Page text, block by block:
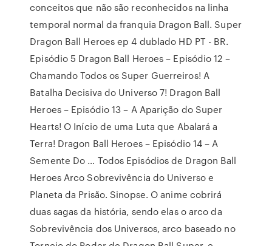
conceitos que não são reconhecidos na linha
temporal normal da franquia Dragon Ball. Super
Dragon Ball Heroes ep 4 dublado HD PT - BR.
Episódio 5 Dragon Ball Heroes – Episódio 12 –
Chamando Todos os Super Guerreiros! A
Batalha Decisiva do Universo 7! Dragon Ball
Heroes – Episódio 13 – A Aparição do Super
Hearts! O Início de uma Luta que Abalará a
Terra! Dragon Ball Heroes – Episódio 14 – A
Semente Do … Todos Episódios de Dragon Ball
Heroes Arco Sobrevivência do Universo e
Planeta da Prisão. Sinopse. O anime cobrirá
duas sagas da história, sendo elas o arco da
Sobrevivência dos Universos, arco baseado no